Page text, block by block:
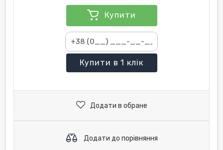
Купити
Купити в 1 клік
Додати в обране
Додати до порівняння